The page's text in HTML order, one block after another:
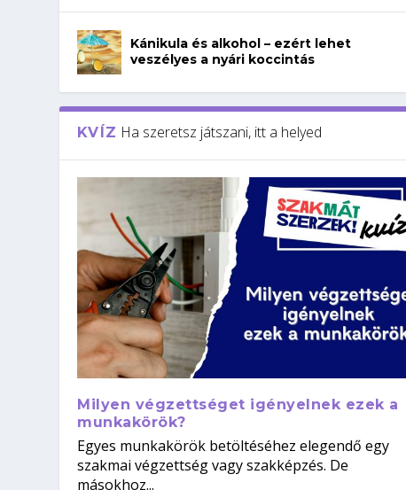
Kánikula és alkohol – ezért lehet
veszélyes a nyári koccintás
KVÍZ Ha szeretsz játszani, itt a helyed
Milyen végzettséget igényelnek ezek a
munkakörök?
Egyes munkakörök betöltéséhez elegendő egy
szakmai végzettség vagy szakképzés. De
másokhoz...